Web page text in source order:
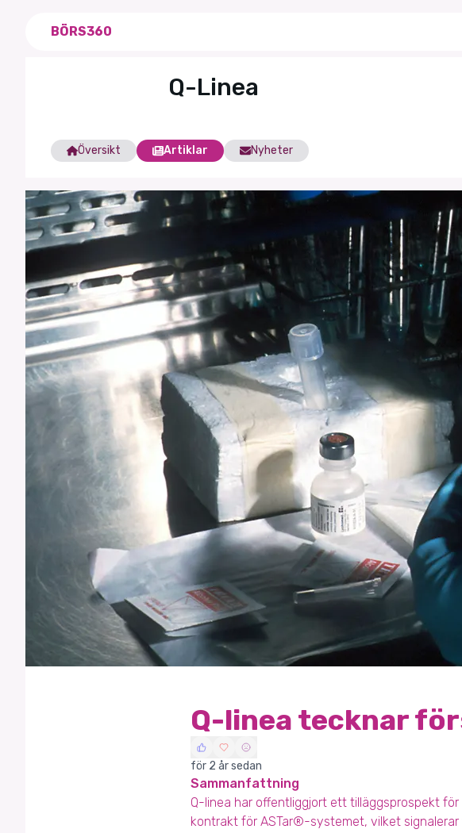
BÖRS360
Q-Linea
Översikt Artiklar Nyheter
Q-linea tecknar
för 2 år sedan
Sammanfattning
Q-linea har offentliggjort ett tilläggsprospekt
kontrakt för ASTar®-systemet, vilket